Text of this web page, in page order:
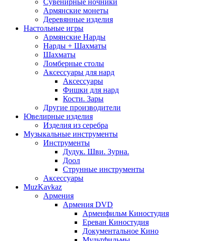
Сувенирные ночники
Армянские монеты
Деревянные изделия
Настольные игры
Армянские Нарды
Нарды + Шахматы
Шахматы
Ломберные столы
Аксессуары для нард
Аксессуары
Фишки для нард
Кости. Зары
Другие производители
Ювелирные изделия
Изделия из серебра
Музыкальные инструменты
Инструменты
Дудук. Шви. Зурна.
Доол
Струнные инструменты
Аксессуары
MuzKavkaz
Армения
Армения DVD
Арменфильм Киностудия
Ереван Киностудия
Документальное Кино